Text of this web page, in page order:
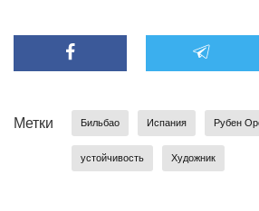
Метки Бильбао Испания Рубен
устойчивость Художник